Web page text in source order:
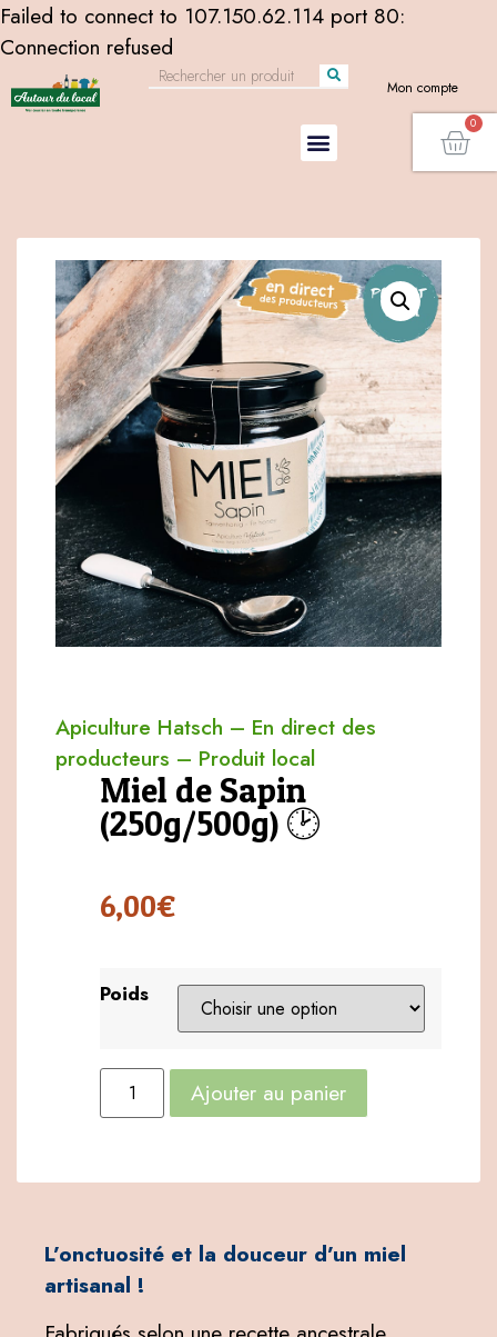
Failed to connect to 107.150.62.114 port 80:
Connection refused
Mon compte
Apiculture Hatsch – En direct des
producteurs – Produit local
Miel de Sapin
(250g/500g) 🕑
6,00€
Poids
Ajouter au panier
L’onctuosité et la douceur d’un miel
artisanal !